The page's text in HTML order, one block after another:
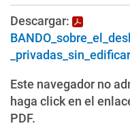
Descargar:
Este navegador no
haga click en el
PDF.